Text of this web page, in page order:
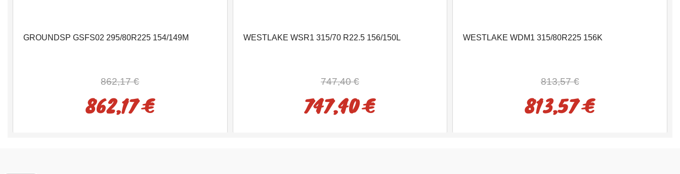
GROUNDSP GSFS02 295/80R225 154/149M
862,17 €
862,17 €
WESTLAKE WSR1 315/70 R22.5 156/150L
747,40 €
747,40 €
WESTLAKE WDM1 315/80R225 156K
813,57 €
813,57 €